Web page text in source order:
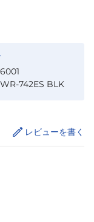
742ES BLK
レビューを書く